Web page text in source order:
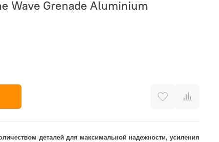
Wave Grenade Aluminium
деталей для максимальной надежности, усиления